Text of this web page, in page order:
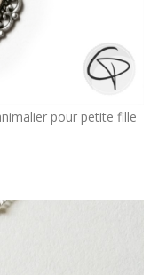
pour petite fille